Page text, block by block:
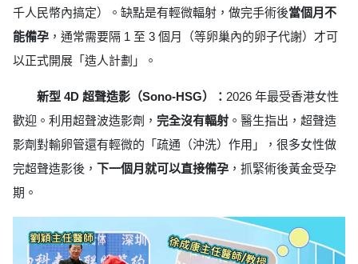
千人民幣內搞定）。缺點是有輕微輻射，做完手術後當個月不
能備孕 ，通常需要隔 1 至 3 個月（等卵巢內的卵子代謝）才可
以正式開展「造人計劃」。
新型 4D 超聲造影（Sono-HSG）： 2026 年最受香港女性
歡迎。利用超聲波造影劑， 完全沒有輻射 。醫生指出，超聲造
影劑對輸卵管還有輕微的「疏通（沖洗）作用」，很多女性做
完超聲造影後， 下一個月就可以直接備孕 ，抓緊術後黃金受孕
期。